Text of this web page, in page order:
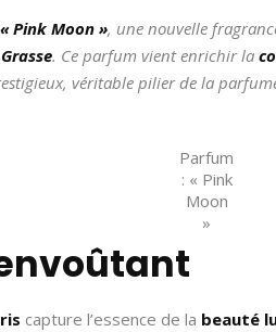
« Pink Moon », une nouvelle
Grasse. Ce parfum vient enrichir la
véritable pilier de la
Parfum
: « Pink
Moon
»
capture l’essence de la beauté